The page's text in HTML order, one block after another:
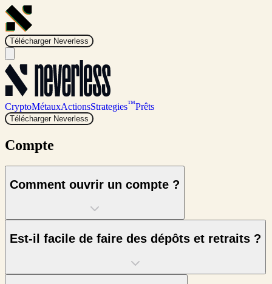
Télécharger Neverless
CryptoMétauxActionsStrategies™Prêts
Télécharger Neverless
Compte
Comment ouvrir un compte ?
Est-il facile de faire des dépôts et retraits ?